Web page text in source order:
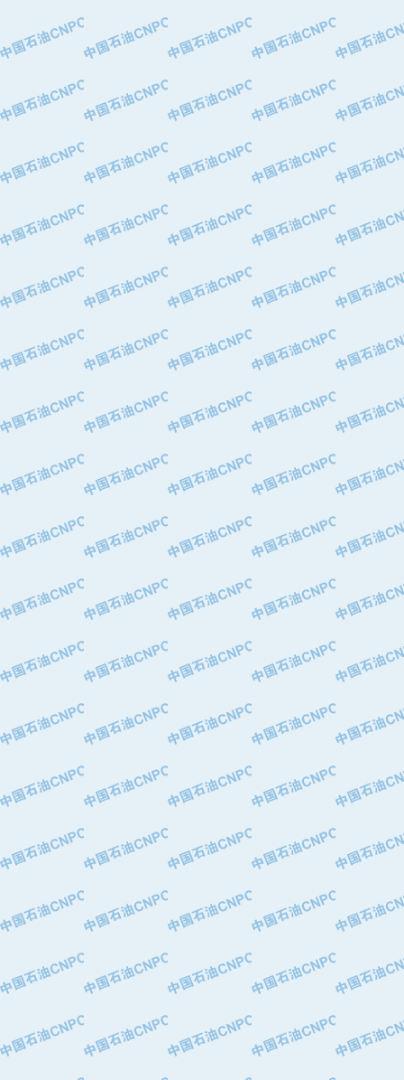
·中国石油锦西石化分公司
·大港油田集团有限责任公司
·深圳市肯多斯实业发展有限公司
·山东墨龙石油机械股份有限公司
·无锡西姆莱斯石油专用管制造有限公
·武汉钢铁（集团）公司
·马鞍山钢铁股份有限公司
·中国石油天然气股份有限公司兰州石
·中国石化茂名石化分公司
·中国石油大港油田分公司
·靖江市天和泵业有限公司
·中油油气勘探软件国家工程研究中心
·西安长庆钻宇集团咸阳石化有限公司
·新疆新冠控制系统工程有限公司
·新疆安维消防设施器材有限公司
·华北石油津工机械制造有限公司
·上海山武控制仪表有限公司
·上海赛科石油化工有限责任公司
·上海高桥石化
·中国石化扬子石油化工股份有限公司
·中国石化长岭炼化公司
·中国石油长庆油田分公司
·山东墨龙石油机械股份有限公司
·大庆油田物资集团
·南阳防爆集团有限公司
·乳山市力久特种电机有限公司
·无锡西姆莱斯石油专用管制造有限公
·沈阳全密封变压器股份有限公司
·河北华北石油天成实业集团有限公司
·特变电工股份有限公司
·中国石化镇海炼油化工股份有限公司
·重庆川东阀门制造有限公司
·三明高中压阀门有限公司
·宁波永泰塑料机械有限公司宁波高压
·上海人民企业集团有限公司
·西安巨力石油技术有限责任公司
·青岛汉缆股份有限公司
·厦门市榕兴新世纪石油设备制造有限